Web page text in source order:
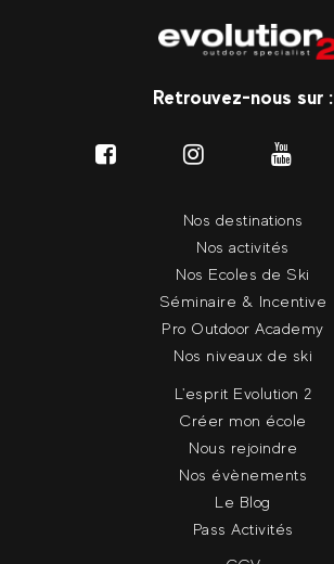
Retrouvez-nous sur :
Nos destinations
Nos activités
Nos Ecoles de Ski
Séminaire & Incentive
Pro Outdoor Academy
Nos niveaux de ski
L'esprit Evolution 2
Créer mon école
Nous rejoindre
Nos évènements
Le Blog
Pass Activités